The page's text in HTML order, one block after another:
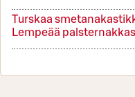
Turskaa
Lempeää